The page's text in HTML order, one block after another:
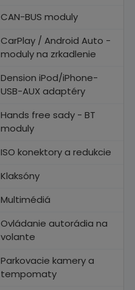
CAN-BUS moduly
CarPlay / Android Auto -
moduly na zrkadlenie
Dension iPod/iPhone-
USB-AUX adaptéry
Hands free sady - BT
moduly
ISO konektory a redukcie
Klaksóny
Multimédiá
Ovládanie autorádia na
volante
Parkovacie kamery a
tempomaty